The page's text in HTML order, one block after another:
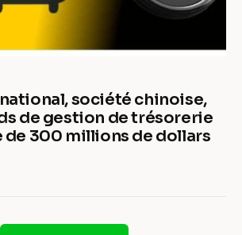
société chinoise,
de gestion de trésorerie
de 300 millions de dollars